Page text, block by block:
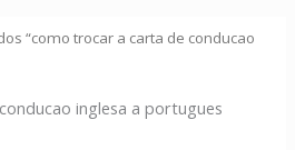
“como trocar a carta de conducao
inglesa a portugues